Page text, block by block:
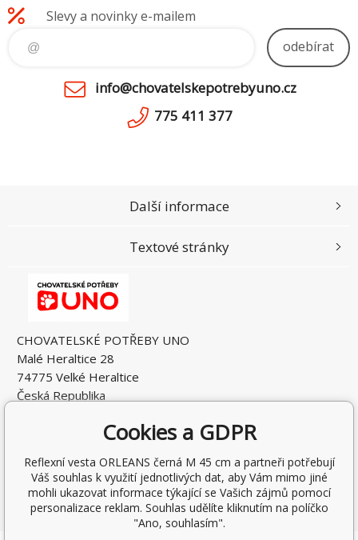
Slevy a novinky e-mailem
odebírat
info@chovatelskepotrebyuno.cz
775 411 377
CHOVATELSKÉ POTŘEBY UNO
Malé Heraltice 28
74775 Velké Heraltice
Česká Republika
DIČ: CZ7405265549
Další informace
Textové stránky
Cookies a GDPR
Reflexní vesta ORLEANS černá M 45 cm a partneři potřebují
Váš souhlas k využití jednotlivých dat, aby Vám mimo jiné
mohli ukazovat informace týkající se Vašich zájmů pomocí
personalizace reklam. Souhlas udělíte kliknutím na políčko
"Ano, souhlasím".